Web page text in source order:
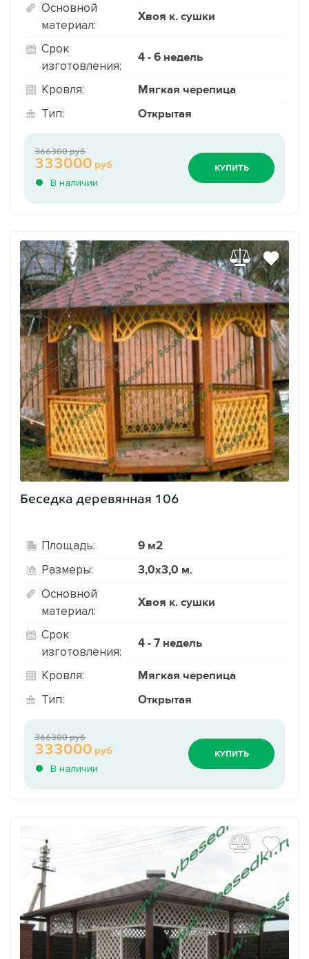
Основной
материал:
Хвоя к. сушки
Срок
изготовления:
4 - 6 недель
Кровля: Мягкая черепица
Тип: Открытая
В наличии
333000 руб
366300 руб
КУПИТЬ
Беседка деревянная 106
Площадь: 9 м2
Размеры: 3,0х3,0 м.
Основной
материал:
Хвоя к. сушки
Срок
изготовления:
4 - 7 недель
Кровля: Мягкая черепица
Тип: Открытая
В наличии
333000 руб
366300 руб
КУПИТЬ